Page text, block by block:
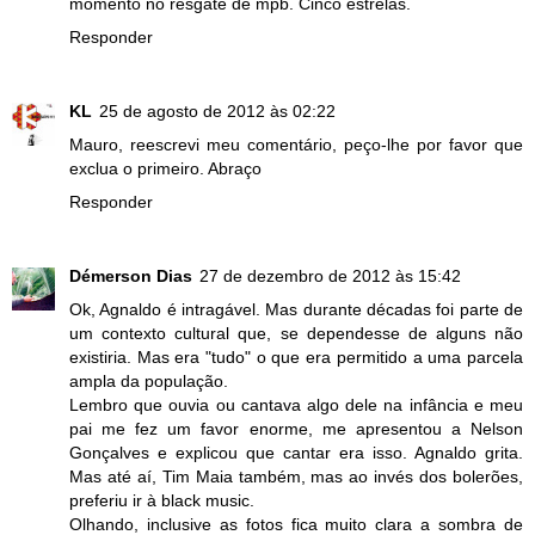
Responder
KL 25 de agosto de 2012 às 02:22
Mauro, reescrevi meu comentário, peço-lhe por favor que
exclua o primeiro. Abraço
Responder
Démerson Dias 27 de dezembro de 2012 às 15:42
Ok, Agnaldo é intragável. Mas durante décadas foi parte de
um contexto cultural que, se dependesse de alguns não
existiria. Mas era "tudo" o que era permitido a uma parcela
ampla da população.
Lembro que ouvia ou cantava algo dele na infância e meu
pai me fez um favor enorme, me apresentou a Nelson
Gonçalves e explicou que cantar era isso. Agnaldo grita.
Mas até aí, Tim Maia também, mas ao invés dos bolerões,
preferiu ir à black music.
Olhando, inclusive as fotos fica muito clara a sombra de